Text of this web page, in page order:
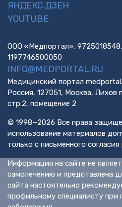
ЯНДЕКС.ДЗЕН
YOUTUBE
ООО «Медпортал», 9725018548,
1197746500050
INFO@MEDPORTAL.RU
Медицинский портал
Россия, 127051, Москва, Лихов
стр.2, помещение 2
© 1998—2026 Все права
использование материалов
только с письменного
Информация на сайте не
самолечению и представлена
сайта настоятельно
профильному специалисту при